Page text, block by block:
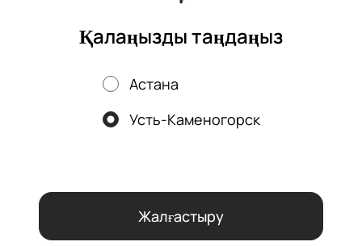
Құпиялылық саясатынасәйкес аналитикалық қызметтерді
пайдалануға келісесіз.
OK
Науқандар, жеңілдіктер, кэшбэк – біздің қосымшада!
Қалаңызды таңдаңыз
Астана
Усть-Каменогорск